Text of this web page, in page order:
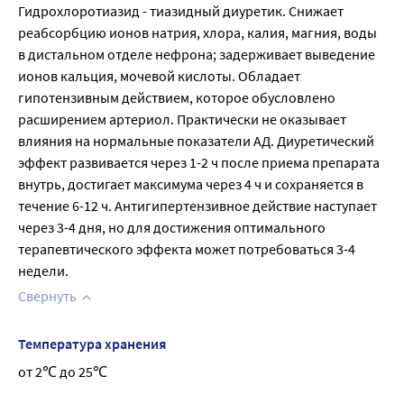
Гидрохлоротиазид - тиазидный диуретик. Снижает
реабсорбцию ионов натрия, хлора, калия, магния, воды
в дистальном отделе нефрона; задерживает выведение
ионов кальция, мочевой кислоты. Обладает
гипотензивным действием, которое обусловлено
расширением артериол. Практически не оказывает
влияния на нормальные показатели АД. Диуретический
эффект развивается через 1-2 ч после приема препарата
внутрь, достигает максимума через 4 ч и сохраняется в
течение 6-12 ч. Антигипертензивное действие наступает
через 3-4 дня, но для достижения оптимального
терапевтического эффекта может потребоваться 3-4
недели.
Свернуть
Температура хранения
от 2℃ до 25℃